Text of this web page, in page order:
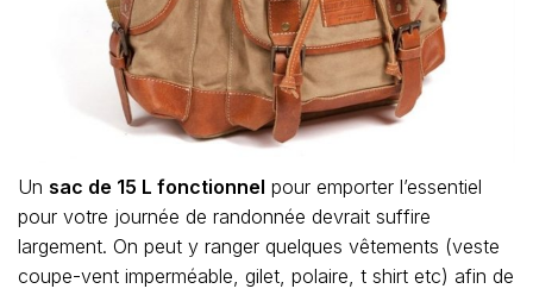
Un sac de 15 L fonctionnel pour emporter l’essentiel
pour votre journée de randonnée devrait suffire
largement. On peut y ranger quelques vêtements (veste
coupe-vent imperméable, gilet, polaire, t shirt etc) afin de